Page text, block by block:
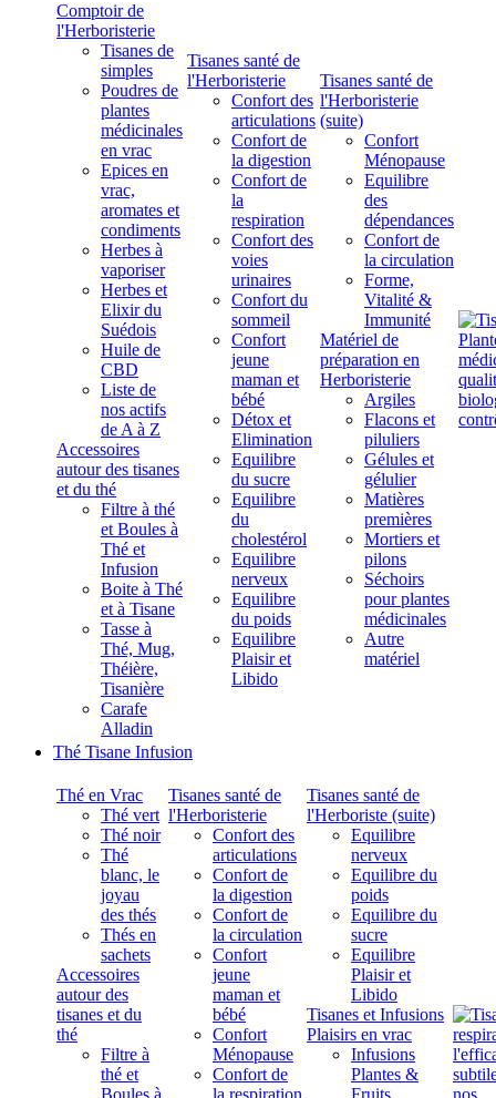
Comptoir de
l'Herboristerie
Tisanes de
simples
Poudres de
plantes
médicinales
en vrac
Epices en
vrac,
aromates et
condiments
Herbes à
vaporiser
Herbes et
Elixir du
Suédois
Huile de
CBD
Liste de
nos actifs
de A à Z
Accessoires
autour des tisanes
et du thé
Filtre à thé
et Boules à
Thé et
Infusion
Boite à Thé
et à Tisane
Tasse à
Thé, Mug,
Théière,
Tisanière
Carafe
Alladin
Tisanes santé de
l'Herboristerie
Confort des
articulations
Confort de
la digestion
Confort de
la
respiration
Confort des
voies
urinaires
Confort du
sommeil
Confort
jeune
maman et
bébé
Détox et
Elimination
Equilibre
du sucre
Equilibre
du
cholestérol
Equilibre
nerveux
Equilibre
du poids
Equilibre
Plaisir et
Libido
Tisanes santé de
l'Herboristerie
(suite)
Confort
Ménopause
Equilibre
des
dépendances
Confort de
la circulation
Forme,
Vitalité &
Immunité
Matériel de
préparation en
Herboristerie
Argiles
Flacons et
piluliers
Gélules et
gélulier
Matières
premières
Mortiers et
pilons
Séchoirs
pour plantes
médicinales
Autre
matériel
Thé Tisane Infusion
Thé en Vrac
Thé vert
Thé noir
Thé
blanc, le
joyau
des thés
Thés en
sachets
Accessoires
autour des
tisanes et du
thé
Filtre à
thé et
Tisanes santé de
l'Herboristerie
Confort des
articulations
Confort de
la digestion
Confort de
la circulation
Confort
jeune
maman et
bébé
Confort
Ménopause
Confort de
Tisanes santé de
l'Herboriste (suite)
Equilibre
nerveux
Equilibre du
poids
Equilibre du
sucre
Equilibre
Plaisir et
Libido
Tisanes et Infusions
Plaisirs en vrac
Infusions
Plantes &